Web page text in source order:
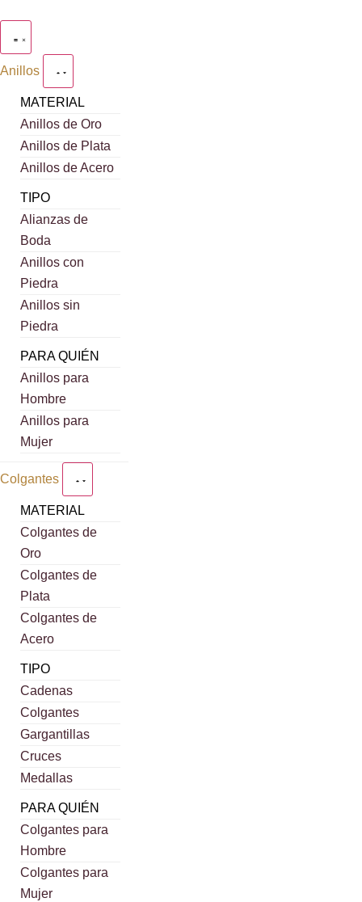
Anillos
MATERIAL
Anillos de Oro
Anillos de Plata
Anillos de Acero
TIPO
Alianzas de
Boda
Anillos con
Piedra
Anillos sin
Piedra
PARA QUIÉN
Anillos para
Hombre
Anillos para
Mujer
Colgantes
MATERIAL
Colgantes de
Oro
Colgantes de
Plata
Colgantes de
Acero
TIPO
Cadenas
Colgantes
Gargantillas
Cruces
Medallas
PARA QUIÉN
Colgantes para
Hombre
Colgantes para
Mujer